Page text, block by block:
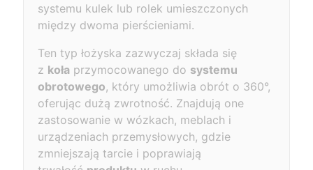
systemu kulek lub rolek umieszczonych
między dwoma pierścieniami.
Ten typ łożyska zazwyczaj składa się
z koła przymocowanego do systemu
obrotowego, który umożliwia obrót o 360°,
oferując dużą zwrotność. Znajdują one
zastosowanie w wózkach, meblach i
urządzeniach przemysłowych, gdzie
zmniejszają tarcie i poprawiają